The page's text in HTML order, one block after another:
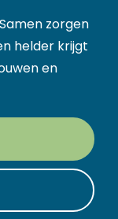
zorgen
helder krijgt
en